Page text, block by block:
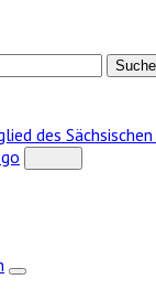
des
Zeige